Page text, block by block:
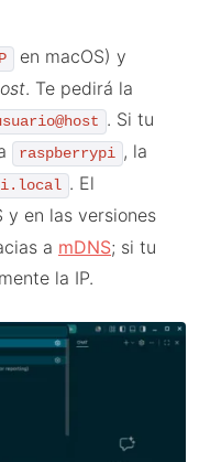
en macOS) y
. Te pedirá la
. Si tu
raspberrypi , la
. El
y en las versiones
a mDNS; si tu
la IP.